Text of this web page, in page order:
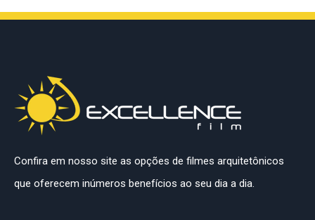
Confira em nosso site as opções de filmes arquitetônicos
que oferecem inúmeros benefícios ao seu dia a dia.